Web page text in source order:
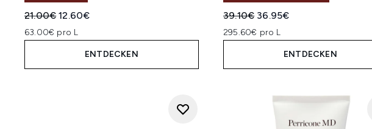
Unverbindliche Preisempfehlung:
21.00€Aktueller Preis:
12.60€
63.00€ pro L
ENTDECKEN
Unverbindliche Preisempfehlung:
39.10€ Aktueller Preis:
36.95€
295.60€ pro L
ENTDECKEN